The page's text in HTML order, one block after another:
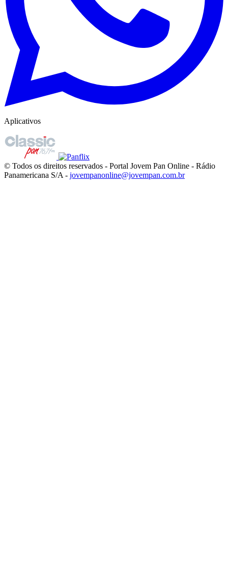
Aplicativos
© Todos os direitos reservados - Portal Jovem Pan Online - Rádio
Panamericana S/A - jovempanonline@jovempan.com.br